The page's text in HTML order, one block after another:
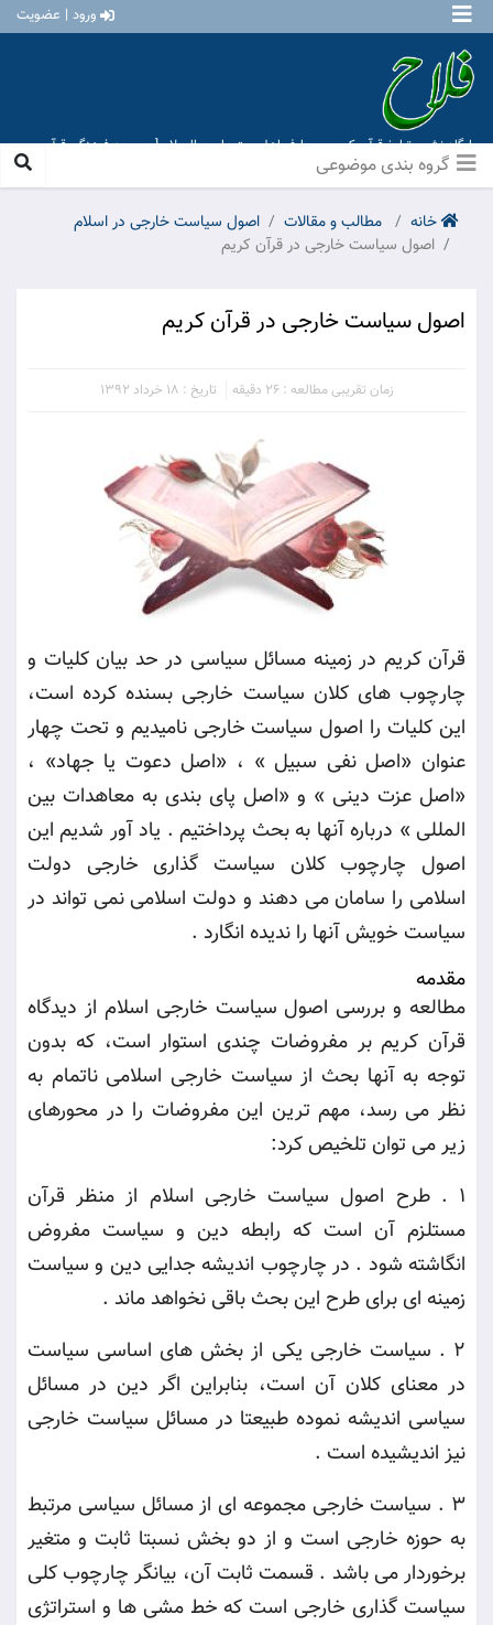
ورود | عضویت
پایگاه نشر و تبلیغ قرآن کریم و معارف اهل بیت علیهم السلام [ موسسه فرهنگی قرآن و
عترت منهاج عشق آباد ]
خانه مطالب و مقالات
اصول سیاست خارجی در اسلام
اصول سیاست خارجی در قرآن کریم
اصول سیاست خارجی در قرآن کریم
زمان تقریبی مطالعه : 26 دقیقه تاریخ : 18 خرداد 1392
قرآن کریم در زمینه مسائل سیاسی در حد بیان کلیات و
چارچوب های کلان سیاست خارجی بسنده کرده است،
این کلیات را اصول سیاست خارجی نامیدیم و تحت چهار
عنوان «اصل نفی سبیل » ، «اصل دعوت یا جهاد» ،
«اصل عزت دینی » و «اصل پای بندی به معاهدات بین
المللی » درباره آنها به بحث پرداختیم . یاد آور شدیم این
اصول چارچوب کلان سیاست گذاری خارجی دولت
اسلامی را سامان می دهند و دولت اسلامی نمی تواند در
سیاست خویش آنها را ندیده انگارد .
مقدمه
مطالعه و بررسی اصول سیاست خارجی اسلام از دیدگاه
قرآن کریم بر مفروضات چندی استوار است، که بدون
توجه به آنها بحث از سیاست خارجی اسلامی ناتمام به
نظر می رسد، مهم ترین این مفروضات را در محورهای
زیر می توان تلخیص کرد:
1 .
طرح اصول سیاست خارجی اسلام از منظر قرآن
مستلزم آن است که رابطه دین و سیاست مفروض
انگاشته شود . در چارچوب اندیشه جدایی دین و سیاست
زمینه ای برای طرح این بحث باقی نخواهد ماند .
2 .
سیاست خارجی یکی از بخش های اساسی سیاست
در معنای کلان آن است، بنابراین اگر دین در مسائل
سیاسی اندیشه نموده طبیعتا در مسائل سیاست خارجی
نیز اندیشیده است .
3 .
سیاست خارجی مجموعه ای از مسائل سیاسی مرتبط
به حوزه خارجی است و از دو بخش نسبتا ثابت و متغیر
برخوردار می باشد . قسمت ثابت آن، بیانگر چارچوب کلی
سیاست گذاری خارجی است که خط مشی ها و استراتژی